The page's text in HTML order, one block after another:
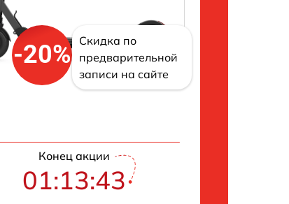
-20%
Скидка по
предварительной
записи на сайте
Конец акции
01:13:42